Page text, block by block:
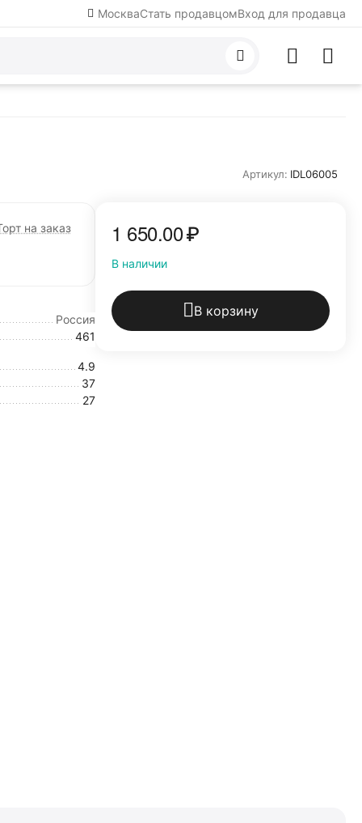
МоскваСтать продавцомВход для продавца
Артикул: IDL06005
на заказ
Россия
461
4.9
37
27
1 650.00₽
В наличии
В корзину